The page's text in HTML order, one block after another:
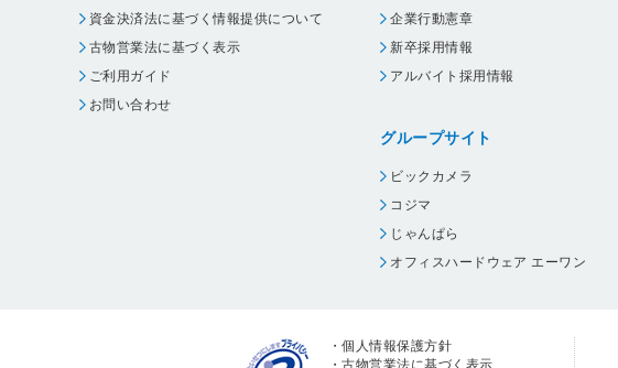
資金決済法に基づく情報提供について
古物営業法に基づく表示
ご利用ガイド
お問い合わせ
企業行動憲章
新卒採用情報
アルバイト採用情報
グループサイト
ビックカメラ
コジマ
じゃんぱら
オフィスハードウェア エーワン
・個人情報保護方針